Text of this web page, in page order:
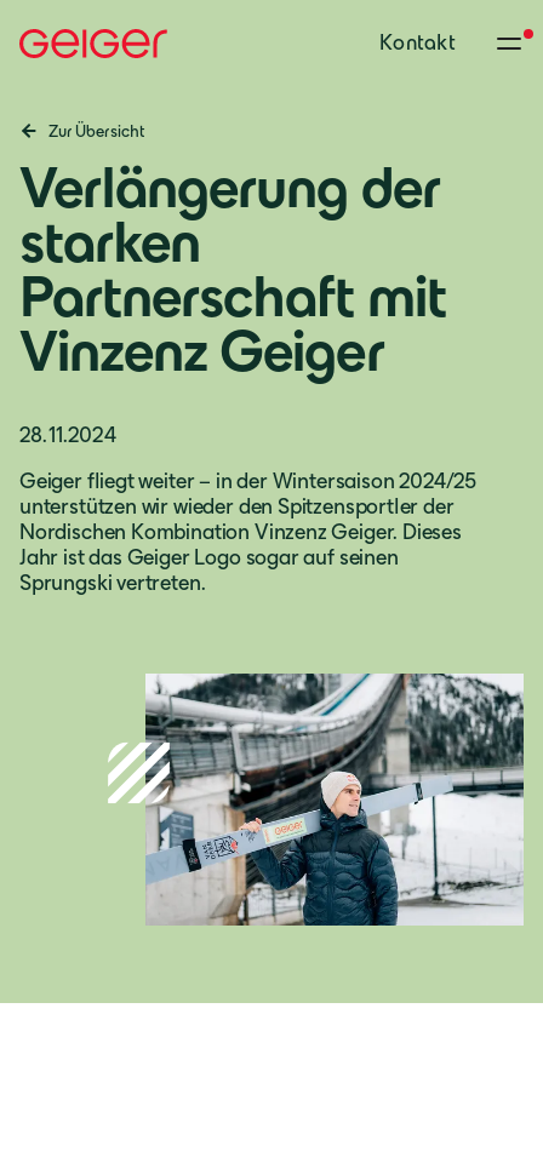
Kontakt
Zur Übersicht
Verlängerung der
starken
Partnerschaft mit
Vinzenz Geiger
28.11.2024
Geiger fliegt weiter – in der Wintersaison 2024/25
unterstützen wir wieder den Spitzensportler der
Nordischen Kombination Vinzenz Geiger. Dieses
Jahr ist das Geiger Logo sogar auf seinen
Sprungski vertreten.
Deutsch
Österreich
Italia
Italiano
România
Lb. română